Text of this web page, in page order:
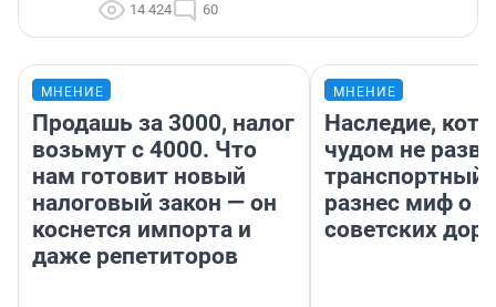
14 424 60
МНЕНИЕ
Продашь за 3000, налог
возьмут с 4000. Что
нам готовит новый
налоговый закон — он
коснется импорта и
даже репетиторов
МНЕНИЕ
Наследие,
чудом не
транспортный
разнес миф о
советских